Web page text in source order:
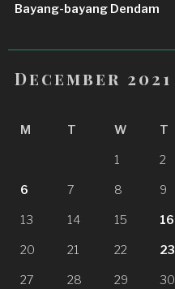
Bayang-bayang Dendam
December 2021
M T W T
1 2
6 7 8 9
13 14 15 16
20 21 22 23
27 28 29 30